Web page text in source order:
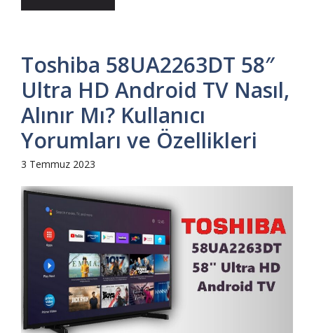
Toshiba 58UA2263DT 58″
Ultra HD Android TV Nasıl,
Alınır Mı? Kullanıcı
Yorumları ve Özellikleri
3 Temmuz 2023